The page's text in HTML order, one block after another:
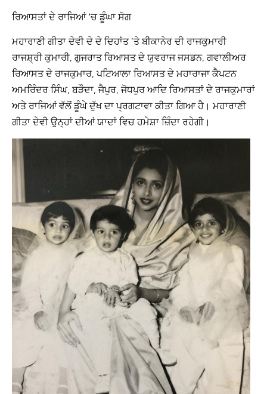
ਰਿਆਸਤਾਂ ਦੇ ਰਾਜਿਆਂ ‘ਚ ਡੂੰਘਾ ਸੋਗ
ਮਹਾਰਾਣੀ ਗੀਤਾ ਦੇਵੀ ਦੇ ਦੇ ਦਿਹਾਂਤ ‘ਤੇ ਬੀਕਾਨੇਰ ਦੀ ਰਾਜਕੁਮਾਰੀ
ਰਾਜਸ਼੍ਰੀ ਕੁਮਾਰੀ, ਗੁਜਰਾਤ ਰਿਆਸਤ ਦੇ ਯੁਵਰਾਜ ਜਸਡਨ, ਗਵਾਲੀਅਰ
ਰਿਆਸਤ ਦੇ ਰਾਜਕੁਮਾਰ, ਪਟਿਆਲਾ ਰਿਆਸਤ ਦੇ ਮਹਾਰਾਜਾ ਕੈਪਟਨ
ਅਮਰਿੰਦਰ ਸਿੰਘ, ਬੜੌਦਾ, ਜੈਪੁਰ, ਜੋਧਪੁਰ ਆਦਿ ਰਿਆਸਤਾਂ ਦੇ ਰਾਜਕੁਮਾਰਾਂ
ਅਤੇ ਰਾਜਿਆਂ ਵੱਲੋਂ ਡੂੰਘੇ ਦੁੱਖ ਦਾ ਪ੍ਰਗਟਾਵਾ ਕੀਤਾ ਗਿਆ ਹੈ। ਮਹਾਰਾਣੀ
ਗੀਤਾ ਦੇਵੀ ਉਨ੍ਹਾਂ ਦੀਆਂ ਯਾਦਾਂ ਵਿਚ ਹਮੇਸ਼ਾ ਜ਼ਿੰਦਾ ਰਹੇਗੀ।